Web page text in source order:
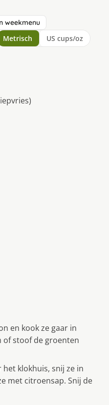
weekmenu
Metrisch US cups/oz
en kook ze gaar in
of stoof de groenten
klokhuis, snij ze in
met citroensap. Snij de